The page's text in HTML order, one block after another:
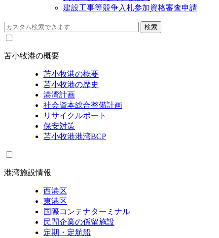
建設工事等競争入札参加資格審査申請
苫小牧港の概要
苫小牧港の概要
苫小牧港の歴史
港湾計画
社会資本総合整備計画
リサイクルポート
保安対策
苫小牧港港湾BCP
港湾施設情報
西港区
東港区
国際コンテナターミナル
民間企業の係留施設
定期・定航船